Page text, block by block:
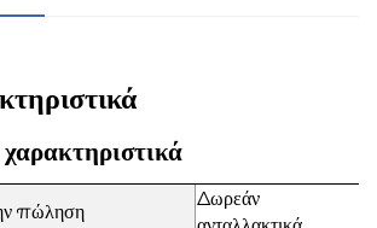
πώληση
Δωρεάν